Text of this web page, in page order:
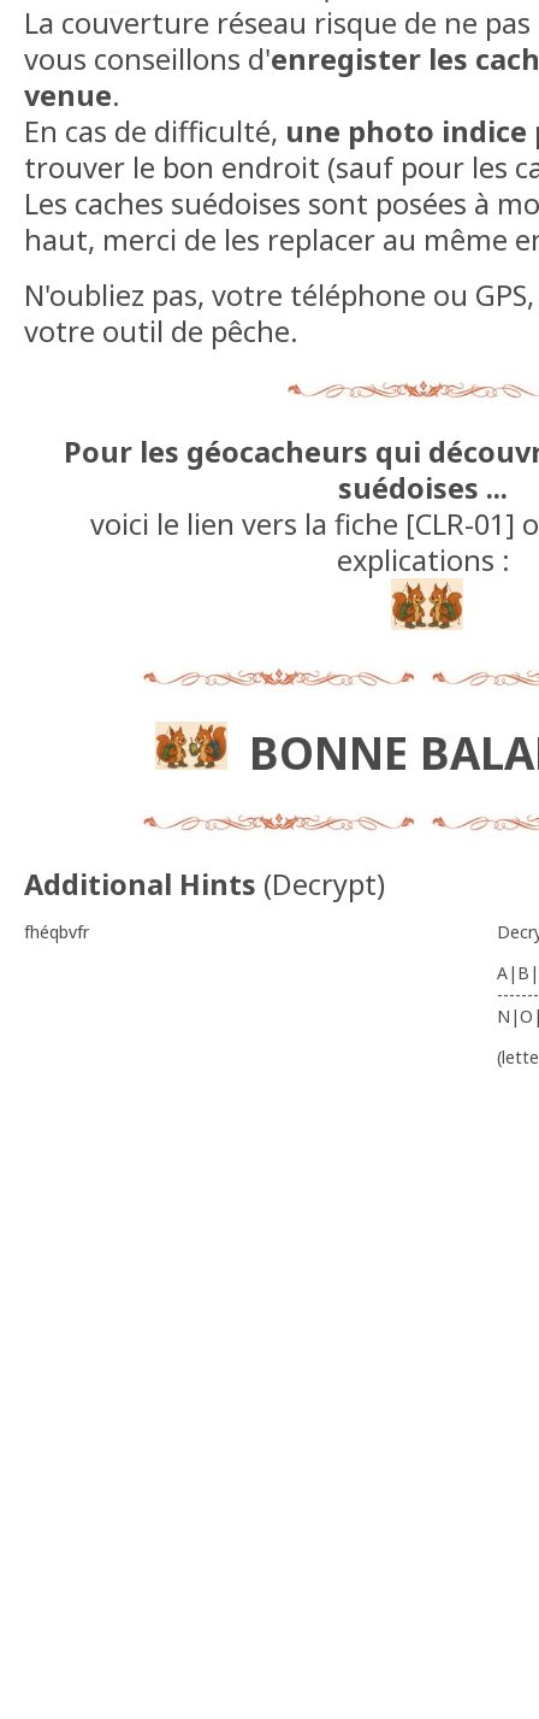
La couverture réseau risque de ne
vous conseillons d'enregister les
venue.
En cas de difficulté, une photo indice
trouver le bon endroit (sauf pour les
Les caches suédoises sont posées à
haut, merci de les replacer au même
N'oubliez pas, votre téléphone ou
votre outil de pêche.
Pour les géocacheurs qui
suédoises ...
voici le lien vers la fiche [CLR-01]
explications :
BONNE
Additional Hints (Decrypt)
fhéqbvfr